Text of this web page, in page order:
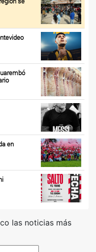
en
las noticias más